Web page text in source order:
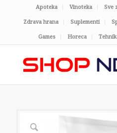
Apoteka Vinoteka Sve
Zdrava hrana Suplementi
Games Horeca